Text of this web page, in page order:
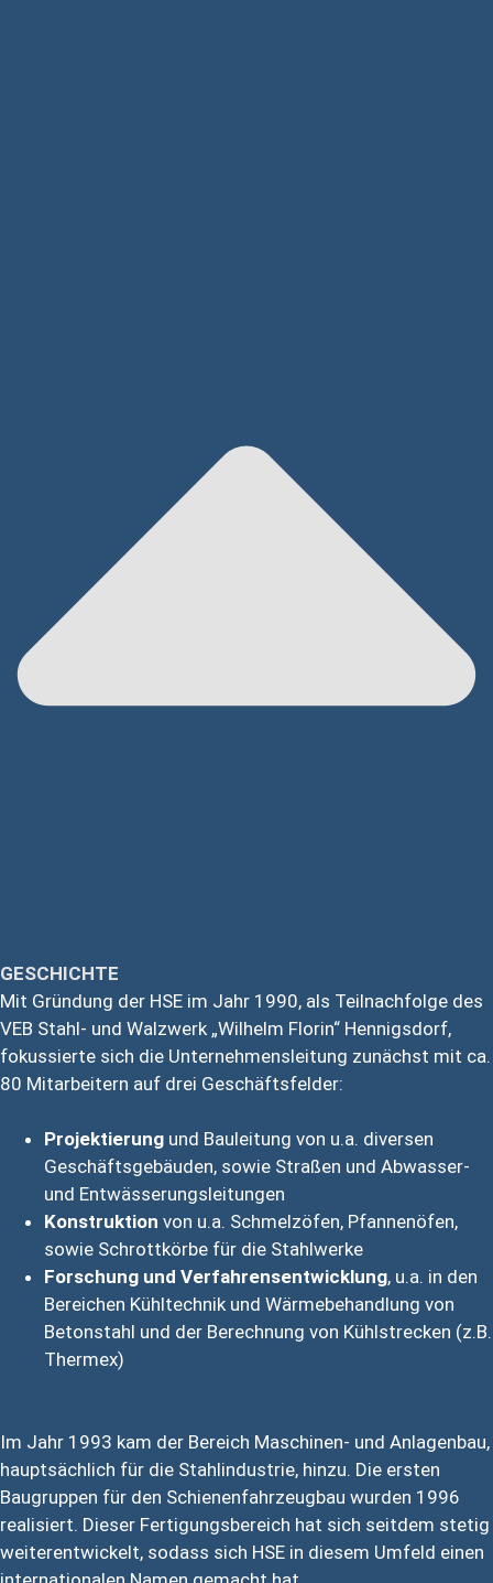
GESCHICHTE
Mit Gründung der HSE im Jahr 1990, als Teilnachfolge des
VEB Stahl- und Walzwerk „Wilhelm Florin“ Hennigsdorf,
fokussierte sich die Unternehmensleitung zunächst mit ca.
80 Mitarbeitern auf drei Geschäftsfelder:
Projektierung und Bauleitung von u.a. diversen
Geschäftsgebäuden, sowie Straßen und Abwasser-
und Entwässerungsleitungen
Konstruktion von u.a. Schmelzöfen, Pfannenöfen,
sowie Schrottkörbe für die Stahlwerke
Forschung und Verfahrensentwicklung, u.a. in den
Bereichen Kühltechnik und Wärmebehandlung von
Betonstahl und der Berechnung von Kühlstrecken (z.B.
Thermex)
Im Jahr 1993 kam der Bereich Maschinen- und Anlagenbau,
hauptsächlich für die Stahlindustrie, hinzu. Die ersten
Baugruppen für den Schienenfahrzeugbau wurden 1996
realisiert. Dieser Fertigungsbereich hat sich seitdem stetig
weiterentwickelt, sodass sich HSE in diesem Umfeld einen